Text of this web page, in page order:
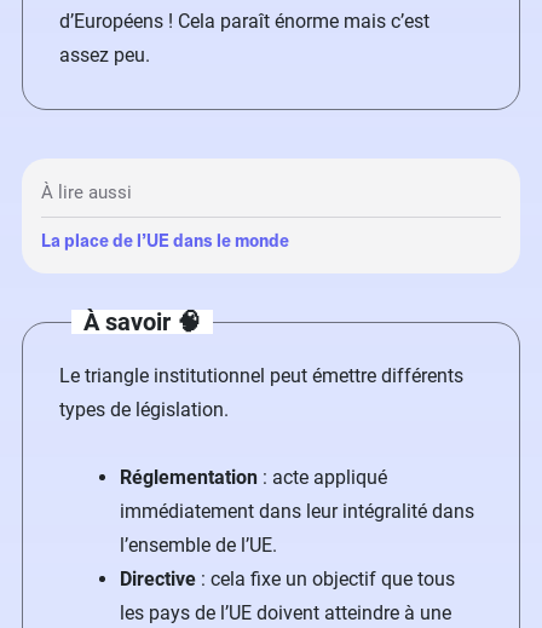
d’Européens ! Cela paraît énorme mais c’est
assez peu.
À lire aussi
La place de l’UE dans le monde
À savoir 🧠
Le triangle institutionnel peut émettre différents
types de législation.
Réglementation : acte appliqué
immédiatement dans leur intégralité dans
l’ensemble de l’UE.
Directive : cela fixe un objectif que tous
les pays de l’UE doivent atteindre à une